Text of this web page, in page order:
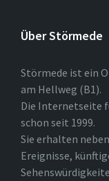
Über Störmede
Störmede ist ein
am Hellweg (B1).
Die Internetseite
schon seit 1999.
Sie erhalten
Ereignisse,